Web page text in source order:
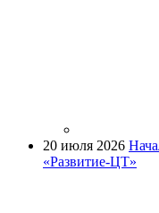
20 июля 2026
«Развитие-ЦТ»